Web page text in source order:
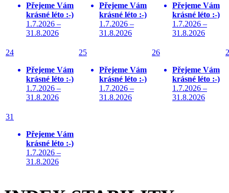
Přejeme Vám
krásné léto :-)
1.7.2026 –
31.8.2026
Přejeme Vám
krásné léto :-)
1.7.2026 –
31.8.2026
Přejeme Vám
krásné léto :-)
1.7.2026 –
31.8.2026
24
Přejeme Vám
krásné léto :-)
1.7.2026 –
31.8.2026
25
Přejeme Vám
krásné léto :-)
1.7.2026 –
31.8.2026
26
Přejeme Vám
krásné léto :-)
1.7.2026 –
31.8.2026
31
Přejeme Vám
krásné léto :-)
1.7.2026 –
31.8.2026